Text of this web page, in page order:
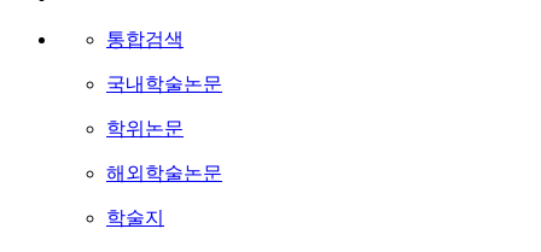
통합검색
국내학술논문
학위논문
해외학술논문
학술지